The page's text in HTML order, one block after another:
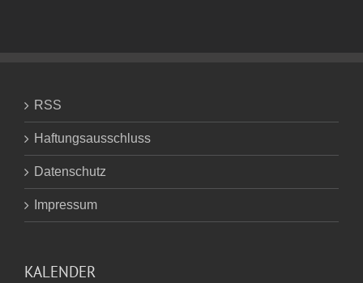
RSS
Haftungsausschluss
Datenschutz
Impressum
KALENDER